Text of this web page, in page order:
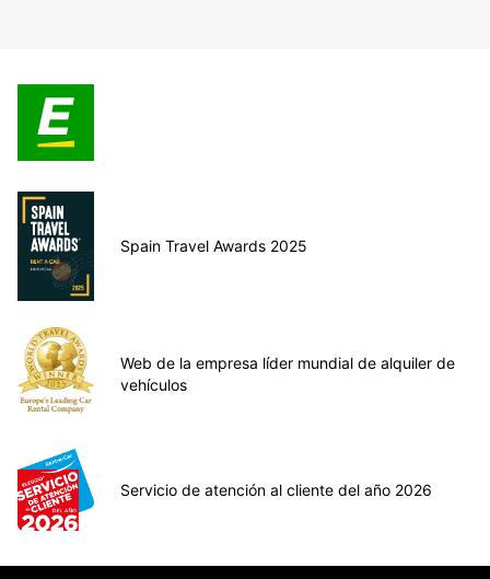
Spain Travel Awards 2025
Web de la empresa líder mundial de alquiler de
vehículos
Servicio de atención al cliente del año 2026